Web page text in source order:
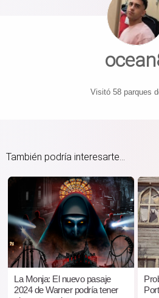
Visitó 58 parques
También podría interesarte...
La Monja: El nuevo pasaje
2024 de Warner podría tener